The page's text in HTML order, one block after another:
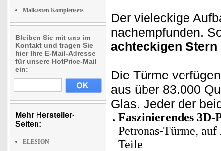
Malkasten Komplettsets
Bleiben Sie mit uns im
Kontakt und tragen Sie
hier Ihre E-Mail-Adresse
für unsere HotPrice-Mail
ein:
Mehr Hersteller-
Seiten:
ELESION
Der vieleckige
nachempfunden.
achteckigen Stern
Die Türme
aus über 83.000
Glas. Jeder der
Faszinierendes 3D-
Petronas-Türme,
Teile